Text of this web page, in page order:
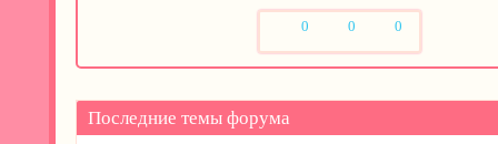
0 0 0
Последние темы форума